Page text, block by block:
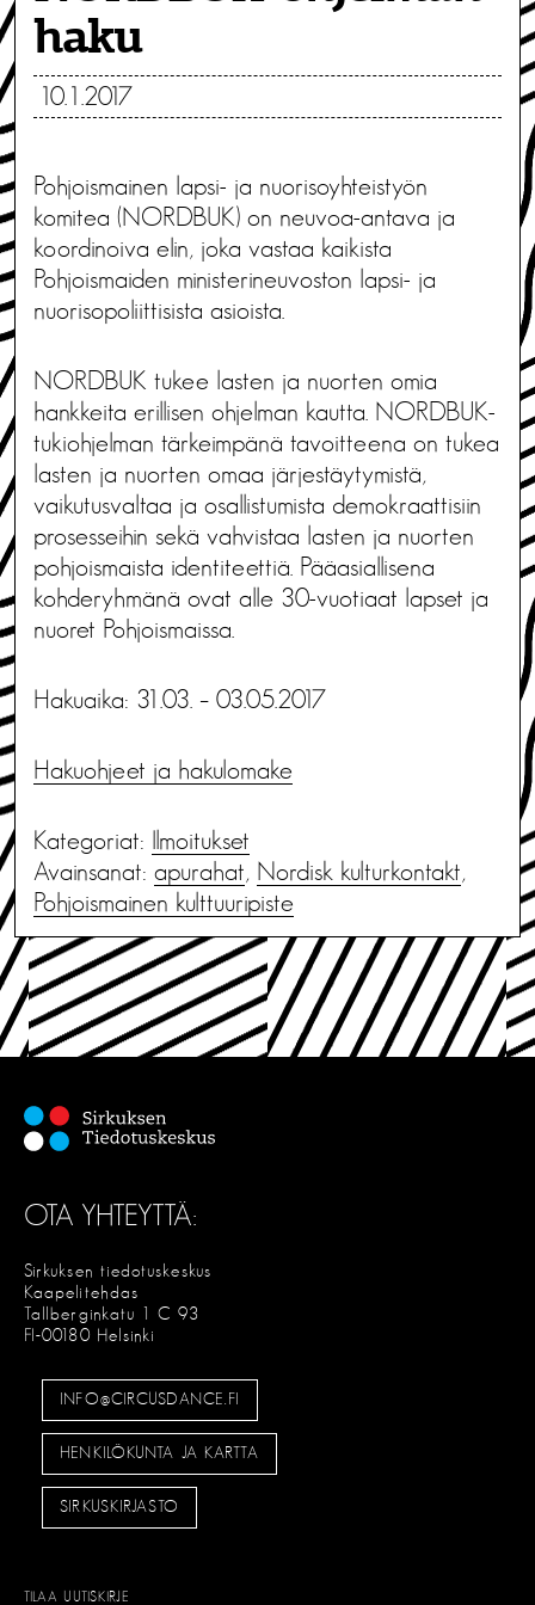
haku
10.1.2017
Pohjoismainen lapsi- ja nuorisoyhteistyön
komitea (NORDBUK) on neuvoa-antava ja
koordinoiva elin, joka vastaa kaikista
Pohjoismaiden ministerineuvoston lapsi- ja
nuorisopoliittisista asioista.
NORDBUK tukee lasten ja nuorten omia
hankkeita erillisen ohjelman kautta. NORDBUK-
tukiohjelman tärkeimpänä tavoitteena on tukea
lasten ja nuorten omaa järjestäytymistä,
vaikutusvaltaa ja osallistumista demokraattisiin
prosesseihin sekä vahvistaa lasten ja nuorten
pohjoismaista identiteettiä. Pääasiallisena
kohderyhmänä ovat alle 30-vuotiaat lapset ja
nuoret Pohjoismaissa.
Hakuaika: 31.03. – 03.05.2017
Hakuohjeet ja hakulomake
Kategoriat: Ilmoitukset
Avainsanat: apurahat, Nordisk kulturkontakt,
Pohjoismainen kulttuuripiste
OTA YHTEYTTÄ:
Sirkuksen tiedotuskeskus
Kaapelitehdas
Tallberginkatu 1 C 93
FI-00180 Helsinki
INFO@CIRCUSDANCE.FI
HENKILÖKUNTA JA KARTTA
SIRKUSKIRJASTO
TILAA UUTISKIRJE